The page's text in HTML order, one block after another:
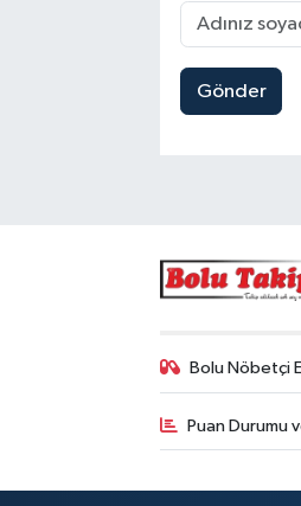
Gönder
Bolu Nöbetçi
Puan Durumu